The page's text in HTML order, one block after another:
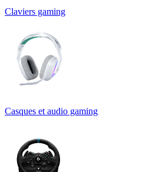
Claviers gaming
Casques et audio gaming